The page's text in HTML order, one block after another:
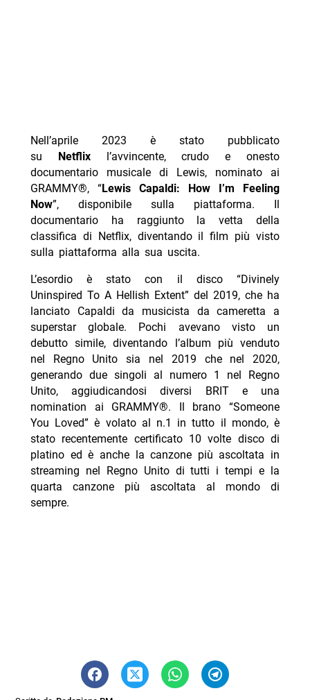
Nell’aprile 2023 è stato pubblicato
su
Netflixl’avvincente, crudo e onesto
documentario musicale di Lewis, nominato ai
GRAMMY®, “Lewis Capaldi: How I’m Feeling
Now”, disponibile sulla piattaforma. Il
documentario ha raggiunto la vetta della
classifica di Netflix, diventando il film più visto
sulla piattaforma alla sua uscita.
L’esordio è stato con il disco “Divinely
Uninspired To A Hellish Extent” del 2019, che ha
lanciato Capaldi da musicista da cameretta a
superstar globale. Pochi avevano visto un
debutto simile, diventando l’album più venduto
nel Regno Unito sia nel 2019 che nel 2020,
generando due singoli al numero 1 nel Regno
Unito, aggiudicandosi diversi BRIT e una
nomination ai GRAMMY®. Il brano “Someone
You Loved” è volato al n.1 in tutto il mondo, è
stato recentemente certificato 10 volte disco di
platino ed è anche la canzone più ascoltata in
streaming nel Regno Unito di tutti i tempi e la
quarta canzone più ascoltata al mondo di
sempre.